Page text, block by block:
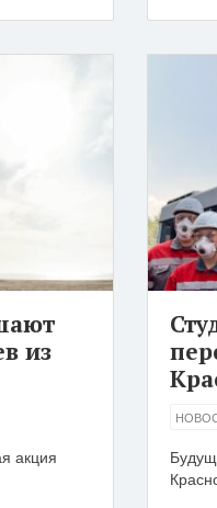
из
акция